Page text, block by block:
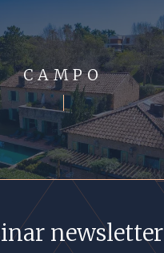
CAMPO
newsletter